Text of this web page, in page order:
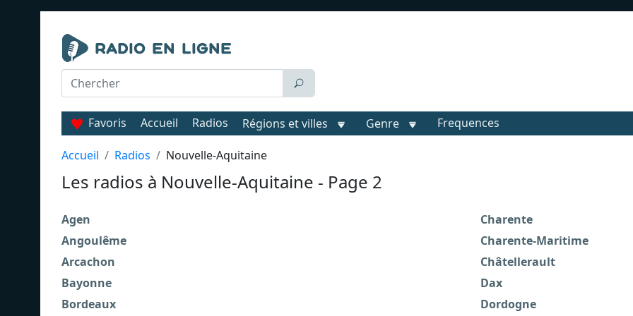
Favoris Accueil Radios Régions et villes Genre Frequences
Accueil Radios Nouvelle-Aquitaine
Les radios à Nouvelle-Aquitaine - Page 2
Agen
Angoulême
Arcachon
Bayonne
Bordeaux
Charente
Charente-Maritime
Châtellerault
Dax
Dordogne